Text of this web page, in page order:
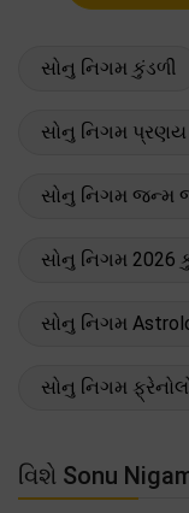
સોનુ નિગમ કુંડળી
સોનુ નિગમ પ્રણય
સોનુ નિગમ જન્મ
સોનુ નિગમ 2026
સોનુ નિગમ
સોનુ નિગમ
વિશે Sonu